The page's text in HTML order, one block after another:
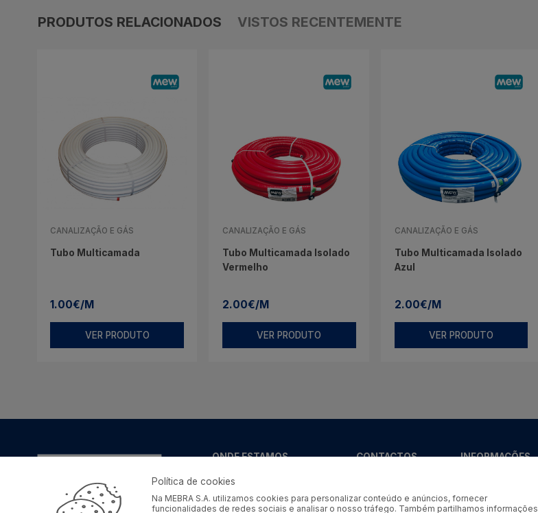
PRODUTOS RELACIONADOS VISTOS RECENTEMENTE
CANALIZAÇÃO E GÁS
Tubo Multicamada
1.00€/M
VER PRODUTO
CANALIZAÇÃO E GÁS
Tubo Multicamada Isolado
Vermelho
2.00€/M
VER PRODUTO
CANALIZAÇÃO E GÁS
Tubo Multicamada Isolado
Azul
2.00€/M
VER PRODUTO
ONDE ESTAMOS
Lugar do Barreiro,
Apartado nº4
4734-908 - Vila de
CONTACTOS
Tlm:+351 964 246
INFORMAÇÕES
Política de cookies
Na MEBRA S.A. utilizamos cookies para personalizar conteúdo e anúncios, fornecer
funcionalidades de redes sociais e analisar o nosso tráfego. Também partilhamos informações